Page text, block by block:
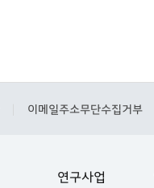
이메일주소무단수집거부
연구사업